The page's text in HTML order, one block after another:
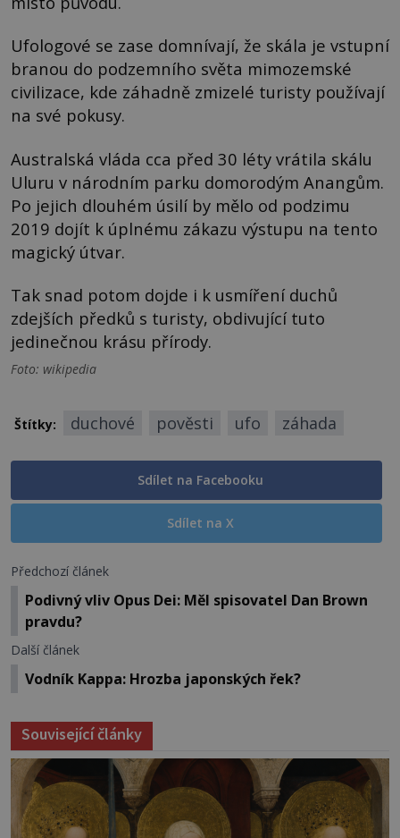
Ufologové se zase domnívají, že skála je vstupní
branou do podzemního světa mimozemské
civilizace, kde záhadně zmizelé turisty používají
na své pokusy.
Australská vláda cca před 30 léty vrátila skálu
Uluru v národním parku domorodým Anangům.
Po jejich dlouhém úsilí by mělo od podzimu
2019 dojít k úplnému zákazu výstupu na tento
magický útvar.
Tak snad potom dojde i k usmíření duchů
zdejších předků s turisty, obdivující tuto
jedinečnou krásu přírody.
Foto: wikipedia
Štítky: duchové pověsti ufo záhada
Sdílet na Facebooku
Sdílet na X
Předchozí článek
Podivný vliv Opus Dei: Měl spisovatel Dan Brown
pravdu?
Další článek
Vodník Kappa: Hrozba japonských řek?
Související články